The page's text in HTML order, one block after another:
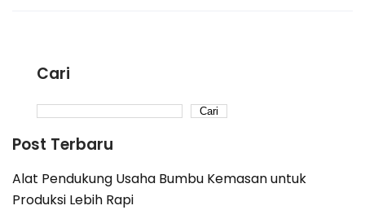
Cari
Cari
Post Terbaru
Alat Pendukung Usaha Bumbu Kemasan untuk
Produksi Lebih Rapi